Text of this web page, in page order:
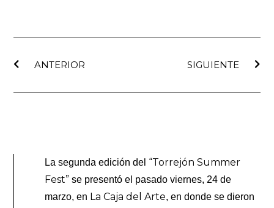
ANTERIOR
SIGUIENTE
La segunda edición del “Torrejón Summer
Fest” se presentó el pasado viernes, 24 de
marzo, en La Caja del Arte, en donde se dieron